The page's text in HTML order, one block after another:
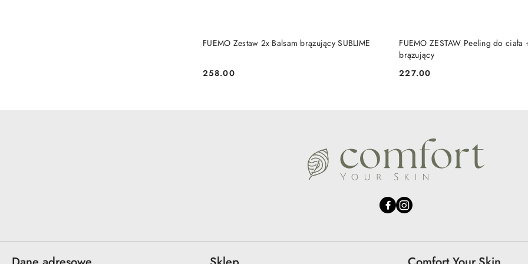
FUEMO Zestaw 2x Balsam brązujący SUBLIME
Cena:
258.00
PRODUKT NIEDOSTĘPNY
FUEMO ZESTAW Peeling do ciała
brązujący
Cena:
227.00
PRODUKT